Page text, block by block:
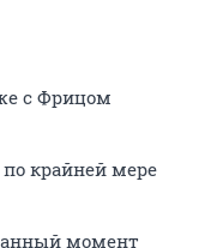
с Фрицом
крайней мере
момент